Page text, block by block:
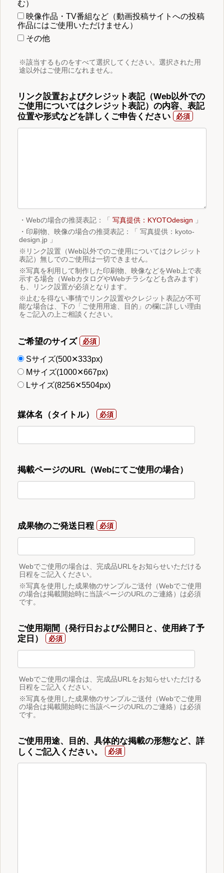
む）
映像作品・TV番組など（動画投稿サイトへの投稿
作品にはご使用いただけません）
その他
※該当するものをすべて選択してください。選択された用
途以外はご使用になれません。
リンク設置およびクレジット表記（Web以外での
ご使用についてはクレジット表記）の内容、表記
位置や形式などを詳しくご申告ください
・Webの場合の推奨表記：「 写真提供：KYOTOdesign 」
・印刷物、映像の場合の推奨表記：「 写真提供：kyoto-
design.jp 」
※リンク設置（Web以外でのご使用についてはクレジット
表記）無しでのご使用は一切できません。
※写真を利用して制作した印刷物、映像などをWeb上で表
示する場合（WebカタログやWebチラシなども含みます）
も、リンク設置が必須となります。
※止むを得ない事情でリンク設置やクレジット表記が不可
能な場合は、下の「ご使用用途、目的」の欄に詳しい理由
をご記入の上ご相談ください。
ご希望のサイズ
Sサイズ(500✕333px)
Mサイズ(1000✕667px)
Lサイズ(8256✕5504px)
媒体名（タイトル）
掲載ページのURL（Webにてご使用の場合）
成果物のご発送日程
Webでご使用の場合は、完成品URLをお知らせいただける
日程をご記入ください。
※写真を使用した成果物のサンプルご送付（Webでご使用
の場合は掲載開始時に当該ページのURLのご連絡）は必須
です。
ご使用期間（発行日および公開日と、使用終了予
定日）
Webでご使用の場合は、完成品URLをお知らせいただける
日程をご記入ください。
※写真を使用した成果物のサンプルご送付（Webでご使用
の場合は掲載開始時に当該ページのURLのご連絡）は必須
です。
ご使用用途、目的、具体的な掲載の形態など、詳
しくご記入ください。